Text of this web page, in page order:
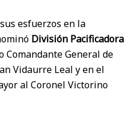
esfuerzos en la
División Pacificadora
Comandante General de
Vidaurre Leal y en el
al Coronel Victorino